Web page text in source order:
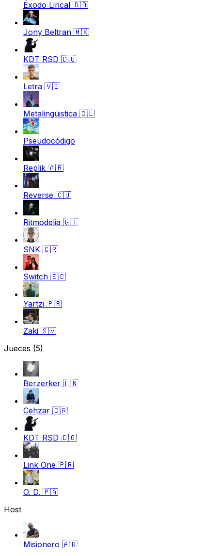
Éxodo Lirical 🇩🇴
Jony Beltran 🇲🇽
KDT RSD 🇩🇴
Letra 🇻🇪
Metalingüistica 🇨🇱
Pseudocódigo
Replik 🇦🇷
Reverse 🇨🇺
Ritmodelia 🇬🇹
SNK 🇨🇷
Switch 🇪🇨
Yartzi 🇵🇷
Zaki 🇸🇻
Jueces (5)
Berzerker 🇭🇳
Cehzar 🇨🇷
KDT RSD 🇩🇴
Link One 🇵🇷
O. D. 🇵🇦
Host
Misionero 🇦🇷